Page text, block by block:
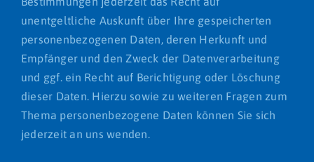
unentgeltliche Auskunft über Ihre gespeicherten
personenbezogenen Daten, deren Herkunft und
Empfänger und den Zweck der Datenverarbeitung
und ggf. ein Recht auf Berichtigung oder Löschung
dieser Daten. Hierzu sowie zu weiteren Fragen zum
Thema personenbezogene Daten können Sie sich
jederzeit an uns wenden.